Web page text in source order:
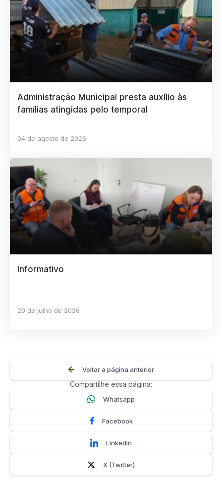
Administração Municipal presta auxílio às
famílias atingidas pelo temporal
04 de agosto de 2026
Informativo
29 de julho de 2026
Voltar a página anterior
Compartilhe essa página:
Whatsapp
Facebook
Linkedin
X (Twitter)